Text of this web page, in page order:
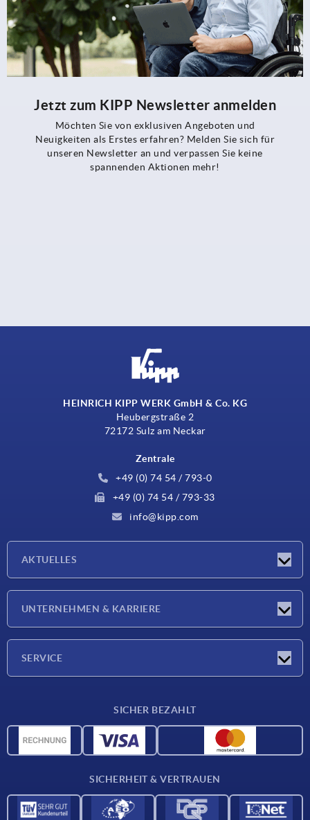
Jetzt zum KIPP Newsletter anmelden
Möchten Sie von exklusiven Angeboten und
Neuigkeiten als Erstes erfahren? Melden Sie sich für
unseren Newsletter an und verpassen Sie keine
spannenden Aktionen mehr!
HEINRICH KIPP WERK GmbH & Co. KG
Heubergstraße 2
72172 Sulz am Neckar
Zentrale
+49 (0) 74 54 / 793-0
+49 (0) 74 54 / 793-33
info@kipp.com
AKTUELLES
Presseberichte
UNTERNEHMEN & KARRIERE
SERVICE
Werkstoffübersicht
SICHER BEZAHLT
SICHERHEIT & VERTRAUEN